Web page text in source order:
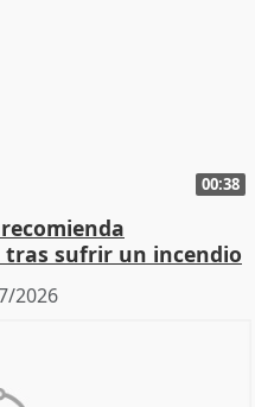
00:38
sufrir un incendio
2026